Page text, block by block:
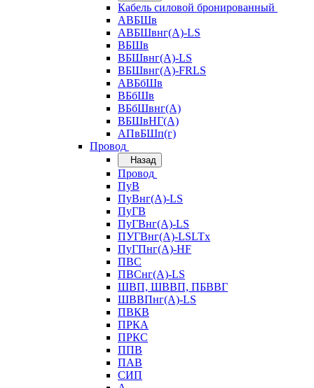
Кабель силовой бронированный
АВБШв
АВБШвнг(А)-LS
ВБШв
ВБШвнг(А)-LS
ВБШвнг(А)-FRLS
АВБбШв
ВБбШв
ВБбШвнг(А)
ВБШвНГ(А)
АПвБШп(г)
Провод
Назад
Провод
ПуВ
ПуВнг(А)-LS
ПуГВ
ПуГВнг(А)-LS
ПУГВнг(А)-LSLTx
ПуГПнг(А)-HF
ПВС
ПВСнг(А)-LS
ШВП, ШВВП, ПБВВГ
ШВВПнг(А)-LS
ПВКВ
ПРКА
ПРКС
ППВ
ПАВ
СИП